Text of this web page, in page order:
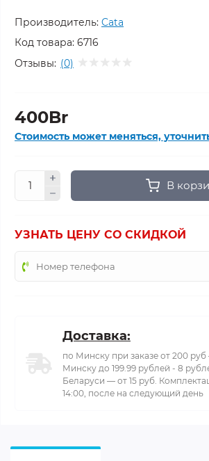
Производитель: Cata
Код товара: 6716
Отзывы: (0)
400Br
Стоимость может меняться,
В
УЗНАТЬ ЦЕНУ СО СКИДКОЙ
Доставка:
по Минску при заказе от 200
Минску до 199.99 рублей - 8
Беларуси — от 15 руб.
14:00, после на следующий день